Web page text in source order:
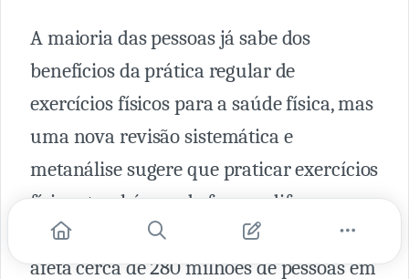
A maioria das pessoas já sabe dos
benefícios da prática regular de
exercícios físicos para a saúde física, mas
uma nova revisão sistemática e
metanálise sugere que praticar exercícios
físicos também pode fazer a diferença no
transtorno depressivo maior. A
depressão
afeta cerca de 280 milhões de pessoas em